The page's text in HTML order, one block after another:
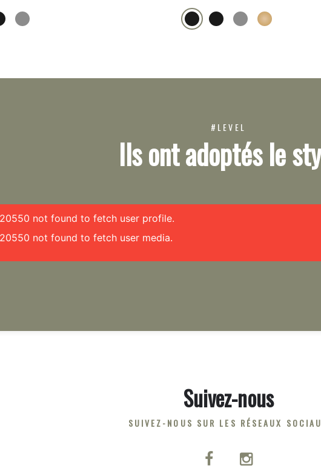
#LEVEL
Ils ont adoptés le
not found to fetch user profile.
not found to fetch user media.
Suivez-nous
SUIVEZ-NOUS SUR LES RÉSEAUX